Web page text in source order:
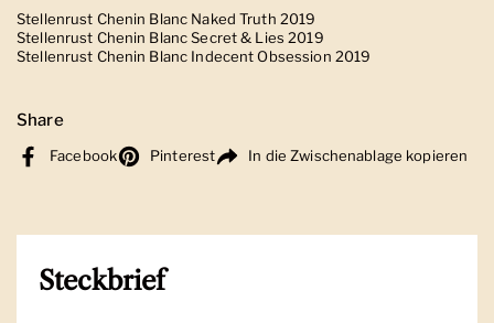
Stellenrust Chenin Blanc Naked Truth 2019
Stellenrust Chenin Blanc Secret & Lies 2019
Stellenrust Chenin Blanc Indecent Obsession 2019
Share
Facebook Pinterest In die Zwischenablage kopieren
Steckbrief